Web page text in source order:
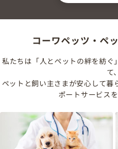
コーワペッツ・ペ
私たちは「人とペットの絆を紡ぐ
て、
ペットと飼い主さまが安心して
ポートサービス